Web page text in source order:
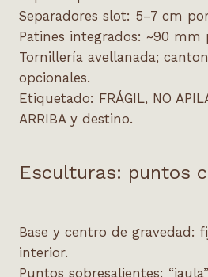
Separadores slot: 5–7 cm
Patines integrados: ~90 mm
Tornillería avellanada;
opcionales.
Etiquetado: FRÁGIL, NO
ARRIBA y destino.
Esculturas: puntos
Base y centro de gravedad:
interior.
Puntos sobresalientes: